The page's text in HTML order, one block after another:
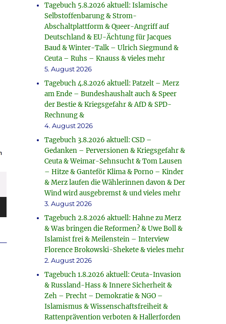
Tagebuch 5.8.2026 aktuell: Islamische
Selbstoffenbarung & Strom-
Abschaltplattform & Queer-Angriff auf
Deutschland & EU-Ächtung für Jacques
Baud & Winter-Talk – Ulrich Siegmund &
Ceuta – Ruhs – Knauss & vieles mehr
5. August 2026
Tagebuch 4.8.2026 aktuell: Patzelt – Merz
am Ende – Bundeshaushalt auch & Speer
der Bestie & Kriegsgefahr & AfD & SPD-
Rechnung &
4. August 2026
Tagebuch 3.8.2026 aktuell: CSD –
Gedanken – Perversionen & Kriegsgefahr &
Ceuta & Weimar-Sehnsucht & Tom Lausen
– Hitze & Ganteför Klima & Porno – Kinder
& Merz laufen die Wählerinnen davon & Der
Wind wird ausgebremst & und vieles mehr
3. August 2026
Tagebuch 2.8.2026 aktuell: Hahne zu Merz
& Was bringen die Reformen? & Uwe Boll &
Islamist frei & Meilenstein – Interview
Florence Brokowski-Shekete & vieles mehr
2. August 2026
Tagebuch 1.8.2026 aktuell: Ceuta-Invasion
& Russland-Hass & Innere Sicherheit &
Zeh – Precht – Demokratie & NGO –
Islamismus & Wissenschaftsfreiheit &
Rattenprävention verboten & Hallerforden